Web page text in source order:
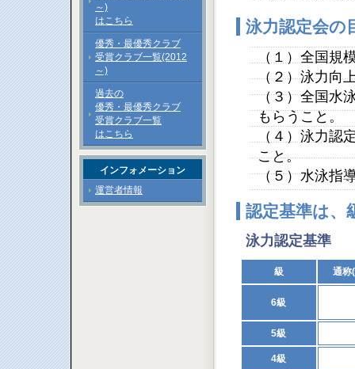
泳力認定会の
（１）全国規
（２）泳力向
（３）全国水
もらうこと。
（４）泳力認
こと。
（５）水泳指
認定基準は、
泳力認定基準
級 通称
6級
5級
4級
～)
はこちら
優秀・最優秀クラブ
受賞クラブ一覧(2012
～)
過去の
優秀・最優秀クラブ
受賞クラブ一覧
はこちら
インフォメーション
運営者情報